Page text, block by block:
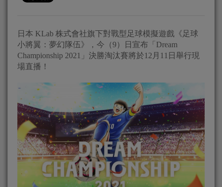
日本 KLab 株式會社旗下對戰型足球模擬遊戲《足球
小將翼：夢幻隊伍》，今（9）日宣布「Dream
Championship 2021」決勝淘汰賽將於12月11日舉行現
場直播！